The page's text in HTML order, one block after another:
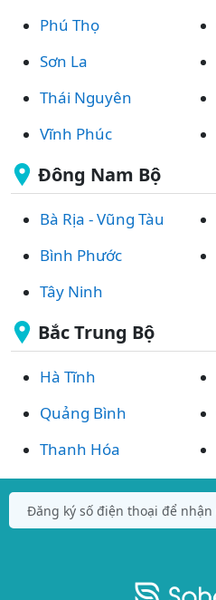
Phú Thọ
Sơn La
Thái Nguyên
Vĩnh Phúc
Đông Nam Bộ
Bà Rịa - Vũng Tàu
Bình Phước
Tây Ninh
Bắc Trung Bộ
Hà Tĩnh
Quảng Bình
Thanh Hóa